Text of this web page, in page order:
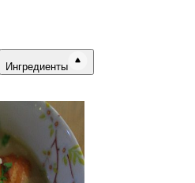
Ингредиенты